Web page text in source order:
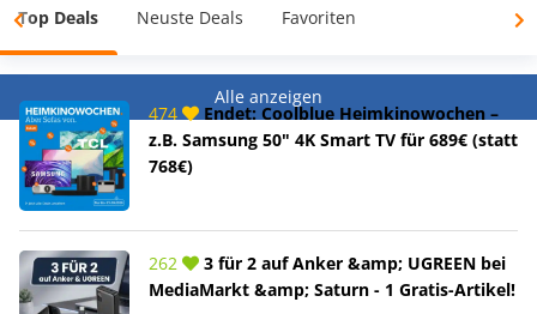
Top Deals Neuste Deals Favoriten
Alle anzeigen
474
Endet: Coolblue Heimkinowochen –
z.B. Samsung 50" 4K Smart TV für 689€ (statt
768€)
262
3 für 2 auf Anker &amp; UGREEN bei
MediaMarkt &amp; Saturn - 1 Gratis-Artikel!